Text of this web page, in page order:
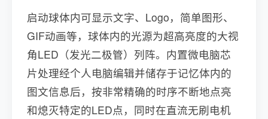
启动球体内可显示文字、Logo，简单图形、
GIF动画等，球体内的光源为超高亮度的大视
角LED（发光二极管）列阵。内置微电脑芯
片处理经个人电脑编辑并储存于记忆体内的
图文信息后，按非常精确的时序不断地点亮
和熄灭特定的LED点，同时在直流无刷电机